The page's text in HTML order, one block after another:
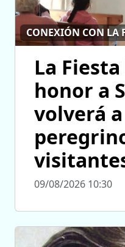
CONEXIÓN CON LA
La
honor a
volverá
09/08/2026 10:30